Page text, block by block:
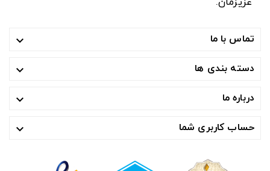
تماس با ما 
دسته بندی ها 
درباره ما 
حساب کاربری شما 